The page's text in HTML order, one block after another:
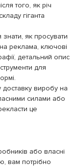
того, як річ
гіганта
знати, як просувати
реклама, ключові
детальний опис
для
доставку виробу на
силами або
це
або власні
вам потрібно